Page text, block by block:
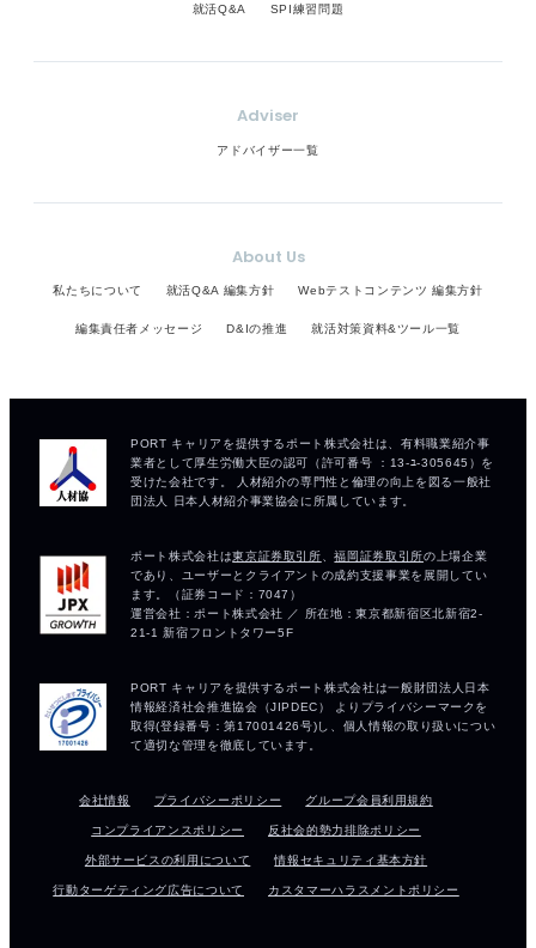
就活Q&A SPI練習問題
Adviser
アドバイザー一覧
About Us
私たちについて 就活Q&A 編集方針 Webテストコンテンツ 編集方針
編集責任者メッセージ D&Iの推進 就活対策資料&ツール一覧
会社情報 プライバシーポリシー グループ会員利用規約
コンプライアンスポリシー 反社会的勢力排除ポリシー
外部サービスの利用について 情報セキュリティ基本方針
行動ターゲティング広告について カスタマーハラスメントポリシー